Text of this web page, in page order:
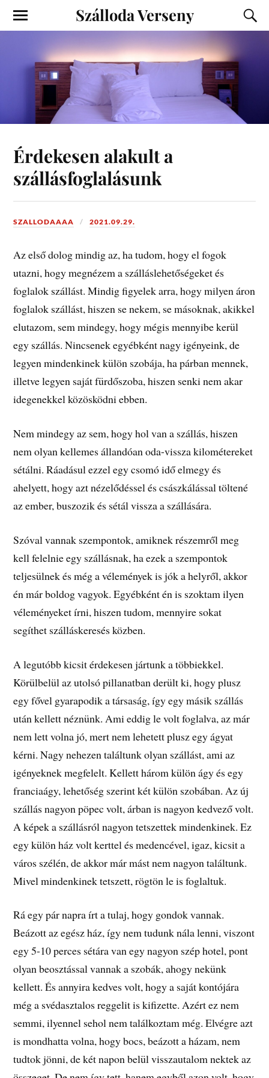
Szálloda Verseny
Érdekesen alakult a
szállásfoglalásunk
SZALLODAAAA 2021.09.29.
Az első dolog mindig az, ha tudom, hogy el fogok
utazni, hogy megnézem a szálláslehetőségeket és
foglalok szállást. Mindig figyelek arra, hogy milyen áron
foglalok szállást, hiszen se nekem, se másoknak, akikkel
elutazom, sem mindegy, hogy mégis mennyibe kerül
egy szállás. Nincsenek egyébként nagy igényeink, de
legyen mindenkinek külön szobája, ha párban mennek,
illetve legyen saját fürdőszoba, hiszen senki nem akar
idegenekkel közösködni ebben.
Nem mindegy az sem, hogy hol van a szállás, hiszen
nem olyan kellemes állandóan oda-vissza kilométereket
sétálni. Ráadásul ezzel egy csomó idő elmegy és
ahelyett, hogy azt nézelődéssel és császkálással töltené
az ember, buszozik és sétál vissza a szállására.
Szóval vannak szempontok, amiknek részemről meg
kell felelnie egy szállásnak, ha ezek a szempontok
teljesülnek és még a vélemények is jók a helyről, akkor
én már boldog vagyok. Egyébként én is szoktam ilyen
véleményeket írni, hiszen tudom, mennyire sokat
segíthet szálláskeresés közben.
A legutóbb kicsit érdekesen jártunk a többiekkel.
Körülbelül az utolsó pillanatban derült ki, hogy plusz
egy fővel gyarapodik a társaság, így egy másik szállás
után kellett néznünk. Ami eddig le volt foglalva, az már
nem lett volna jó, mert nem lehetett plusz egy ágyat
kérni. Nagy nehezen találtunk olyan szállást, ami az
igényeknek megfelelt. Kellett három külön ágy és egy
franciaágy, lehetőség szerint két külön szobában. Az új
szállás nagyon pöpec volt, árban is nagyon kedvező volt.
A képek a szállásról nagyon tetszettek mindenkinek. Ez
egy külön ház volt kerttel és medencével, igaz, kicsit a
város szélén, de akkor már mást nem nagyon találtunk.
Mivel mindenkinek tetszett, rögtön le is foglaltuk.
Rá egy pár napra írt a tulaj, hogy gondok vannak.
Beázott az egész ház, így nem tudunk nála lenni, viszont
egy 5-10 perces sétára van egy nagyon szép hotel, pont
olyan beosztással vannak a szobák, ahogy nekünk
kellett. És annyira kedves volt, hogy a saját kontójára
még a svédasztalos reggelit is kifizette. Azért ez nem
semmi, ilyennel sehol nem találkoztam még. Elvégre azt
is mondhatta volna, hogy bocs, beázott a házam, nem
tudtok jönni, de két napon belül visszautalom nektek az